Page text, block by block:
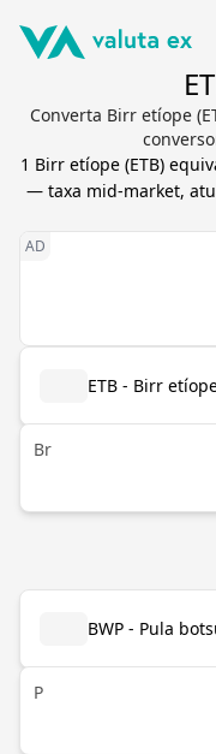
Converta Birr etíope
1 Birr etíope (ETB)
— taxa mid-market,
ETB - Birr
Br
BWP - Pula
P